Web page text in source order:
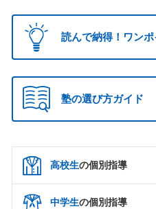
読んで納得！ワン
塾の選び方ガイド
高校生の個別指導
中学生の個別指導